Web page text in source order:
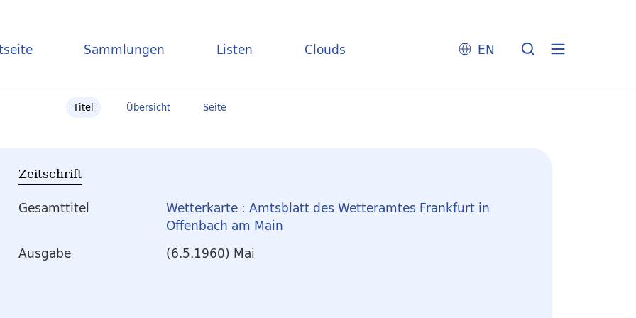
Sammlungen Listen Clouds EN
Titel Übersicht Seite
Zeitschrift
Gesamttitel
Wetterkarte : Amtsblatt des Wetteramtes Frankfurt in
Offenbach am Main
Ausgabe
(6.5.1960) Mai